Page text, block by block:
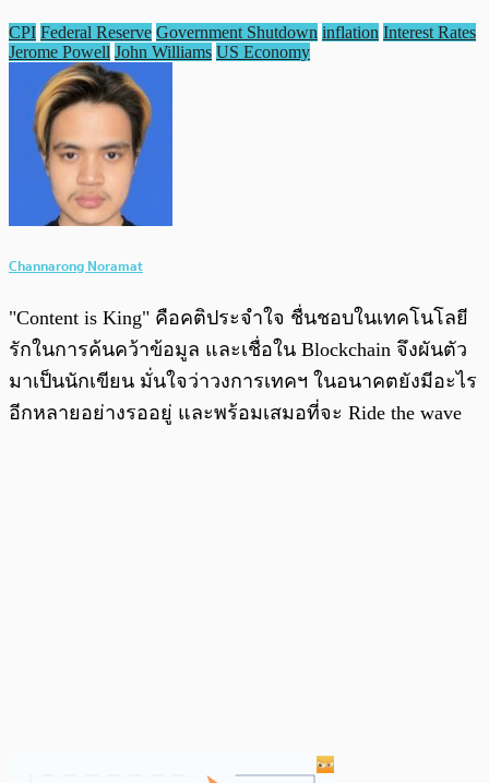
CPI Federal Reserve Government Shutdown inflation Interest Rates
Jerome Powell John Williams US Economy
Channarong Noramat
"Content is King" คือคติประจำใจ ชื่นชอบในเทคโนโลยี
รักในการค้นคว้าข้อมูล และเชื่อใน Blockchain จึงผันตัว
มาเป็นนักเขียน มั่นใจว่าวงการเทคฯ ในอนาคตยังมีอะไร
อีกหลายอย่างรออยู่ และพร้อมเสมอที่จะ Ride the wave